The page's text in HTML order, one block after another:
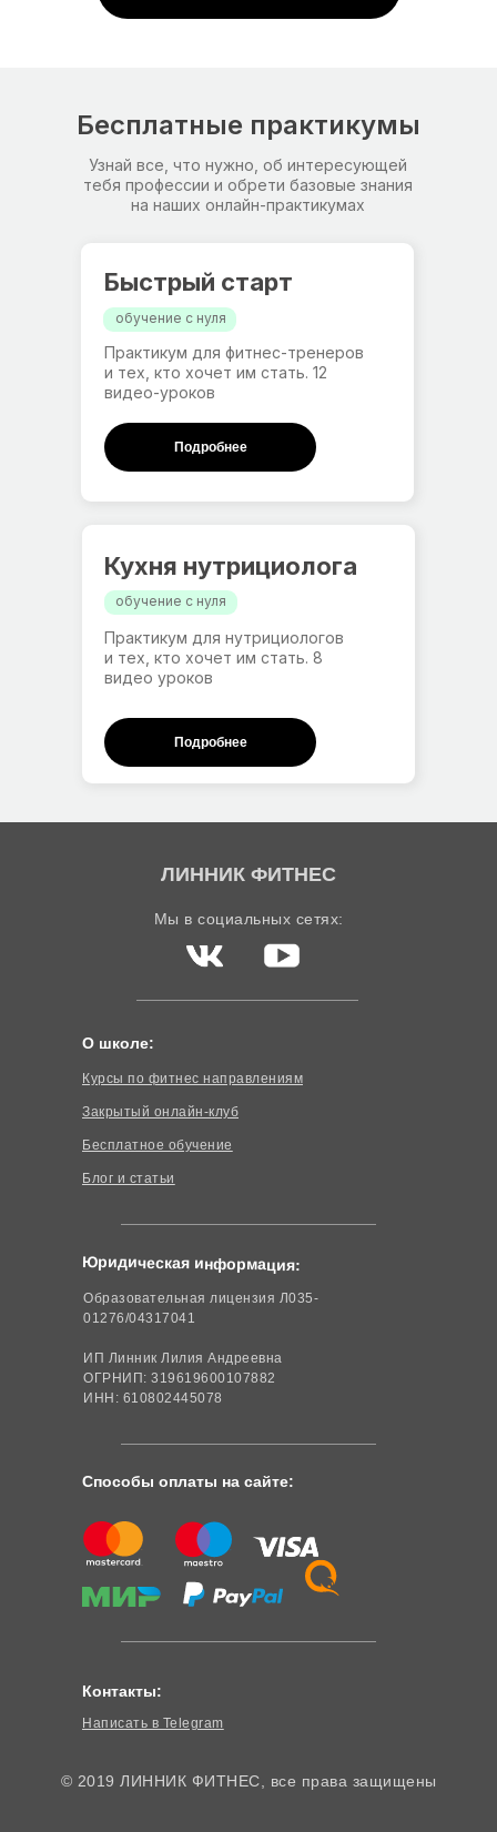
Практикум для нутрициологов
и тех, кто хочет им стать. 8
видео уроков
Кухня нутрициолога
Практикум для фитнес-тренеров
и тех, кто хочет им стать. 12
видео-уроков
Узнай все, что нужно, об интересующей
тебя профессии и обрети базовые знания
на наших онлайн-практикумах
Быстрый старт
Бесплатные практикумы
Подробнее
Подробнее
обучение с нуля
обучение с нуля
Образовательная лицензия Л035-
01276/04317041
ИП Линник Лилия Андреевна
ОГРНИП: 319619600107882
ИНН: 610802445078
Способы оплаты на сайте:
Юридическая информация:
О школе:
Курсы по фитнес направлениям
Бесплатное обучение
Блог и статьи
Закрытый онлайн-клуб
ЛИННИК ФИТНЕС
Контакты:
© 2019 ЛИННИК ФИТНЕС, все права защищены
Мы в социальных сетях:
Написать в Telegram